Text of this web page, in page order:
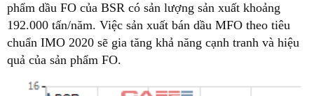
phẩm dầu FO của BSR có sản lượng sản xuất khoảng
192.000 tấn/năm. Việc sản xuất bán dầu MFO theo tiêu
chuẩn IMO 2020 sẽ gia tăng khả năng cạnh tranh và hiệu
quả của sản phẩm FO.